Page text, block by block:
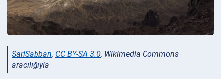
SariSabban, CC BY-SA 3.0, Wikimedia Commons
aracılığıyla